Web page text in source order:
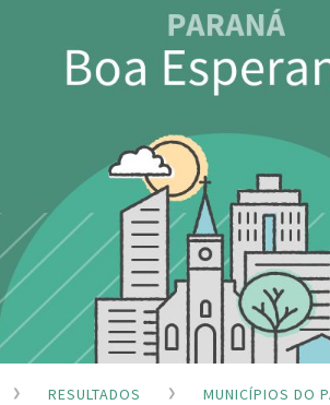
RESULTADOS MUNICÍPIOS DO